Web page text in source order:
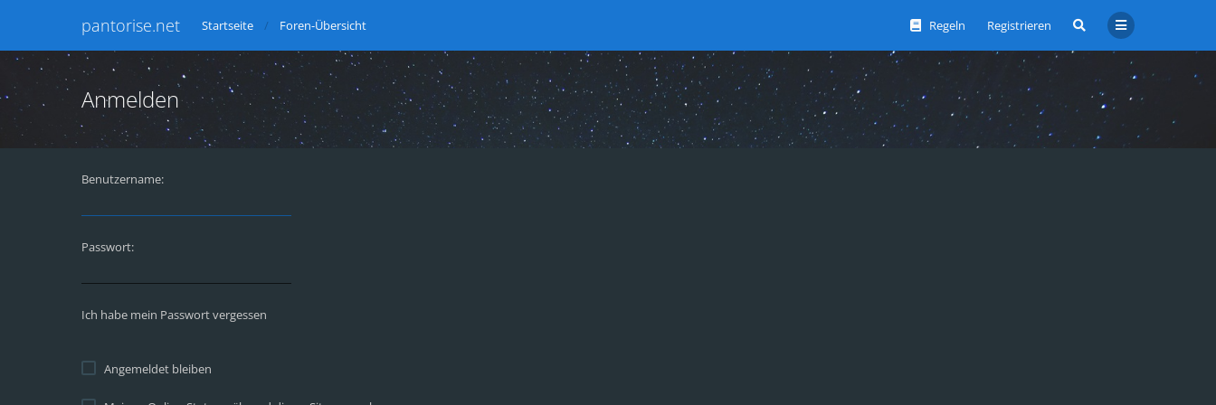
pantorise.net Regeln Registrieren
Startseite Foren-Übersicht
Anmelden
Benutzername:
Passwort:
Ich habe mein Passwort vergessen
Angemeldet bleiben